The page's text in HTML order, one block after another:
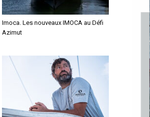
Imoca. Les nouveaux IMOCA au Défi
Azimut